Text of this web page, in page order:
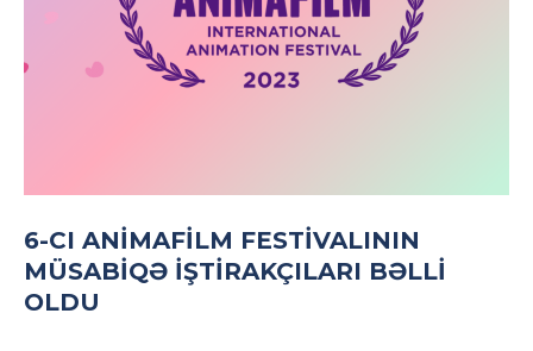
6-CI ANİMAFİLM FESTIVALININ
MÜSABIQƏ IŞTIRAKÇILARI BƏLLI
OLDU